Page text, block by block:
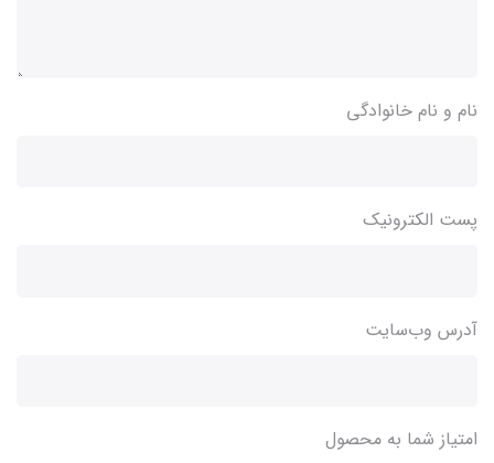
نام و نام خانوادگی
پست الکترونیک
آدرس وب‌سایت
امتیاز شما به محصول